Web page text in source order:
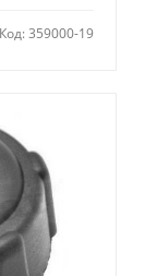
Код: 359000-19